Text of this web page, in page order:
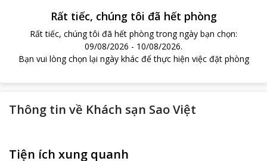
Rất tiếc, chúng tôi đã hết phòng
Rất tiếc, chúng tôi đã hết phòng trong ngày bạn chọn:
09/08/2026 - 10/08/2026.
Bạn vui lòng chọn lại ngày khác để thực hiện việc đặt phòng
Thông tin về Khách sạn Sao Việt
Tiện ích xung quanh